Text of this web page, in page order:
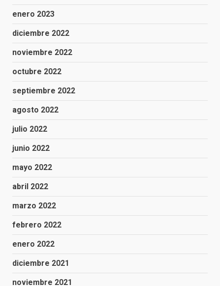
enero 2023
diciembre 2022
noviembre 2022
octubre 2022
septiembre 2022
agosto 2022
julio 2022
junio 2022
mayo 2022
abril 2022
marzo 2022
febrero 2022
enero 2022
diciembre 2021
noviembre 2021